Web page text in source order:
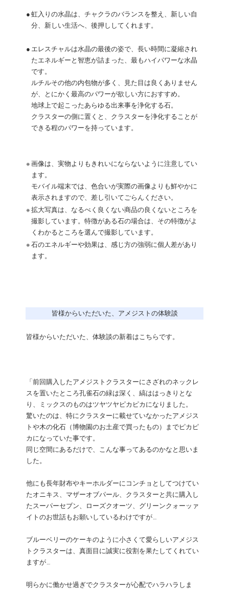
● 虹入りの水晶は、チャクラのバランスを整え、新しい自
分、新しい生活へ、後押ししてくれます。
● エレスチャルは水晶の最後の姿で、長い時間に凝縮され
たエネルギーと智恵が詰まった、最もハイパワーな水晶
です。
ルチルその他の内包物が多く、見た目は良くありません
が、とにかく最高のパワーが欲しい方におすすめ。
地球上で起こったあらゆる出来事を浄化する石。
クラスターの側に置くと、クラスターを浄化することが
できる程のパワーを持っています。
※ 画像は、実物よりもきれいにならないように注意してい
ます。
モバイル端末では、色合いが実際の画像よりも鮮やかに
表示されますので、差し引いてごらんください。
※ 拡大写真は、なるべく良くない商品の良くないところを
撮影しています。特徴がある石の場合は、その特徴がよ
くわかるところを選んで撮影しています。
※ 石のエネルギーや効果は、感じ方の強弱に個人差があり
ます。
皆様からいただいた、アメジストの体験談
皆様からいただいた、体験談の新着はこちらです。
「前回購入したアメジストクラスターにさざれのネックレ
スを置いたところ孔雀石の緑は深く、縞ははっきりとな
り、ミックスのものはツヤツヤピカピカになりました。
驚いたのは、特にクラスターに載せていなかったアメジス
トや木の化石（博物園のお土産で買ったもの）までピカピ
カになっていた事です。
同じ空間にあるだけで、こんな事ってあるのかなと思いま
した。
他にも長年財布やキーホルダーにコンチョとしてつけてい
たオニキス、マザーオブパール、クラスターと共に購入し
たスーパーセブン、ローズクオーツ、グリーンクォーッァ
イトのお世話もお願いしているわけですが…
ブルーベリーのケーキのように小さくて愛らしいアメジス
トクラスターは、真面目に誠実に役割を果たしてくれてい
ますが…
明らかに働かせ過ぎでクラスターが心配でハラハラしま